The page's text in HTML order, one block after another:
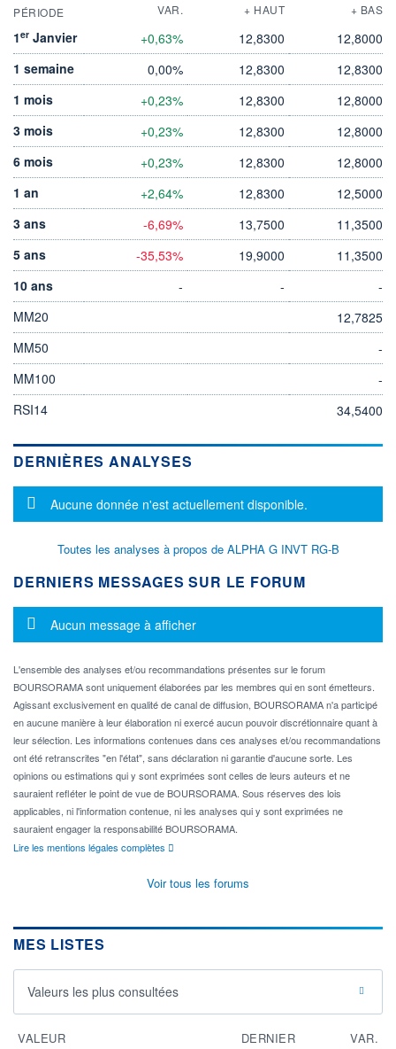
PÉRIODE VAR. + HAUT + BAS
1er Janvier +0,63% 12,8300
12,8000
1 semaine
0,00% 12,8300
12,8300
1 mois
+0,23% 12,8300
12,8000
3 mois
+0,23% 12,8300
12,8000
6 mois
+0,23% 12,8300
12,8000
1 an
+2,64% 12,8300
12,5000
3 ans
-6,69% 13,7500
11,3500
5 ans
-35,53% 19,9000
11,3500
10 ans
- -
-
MM20
12,7825
MM50
-
MM100
-
RSI14
34,5400
DERNIÈRES ANALYSES
Message d'information
Aucune donnée n'est actuellement disponible.
Toutes les analyses à propos de ALPHA G INVT RG-B
DERNIERS MESSAGES SUR LE FORUM
Message d'information
Aucun message à afficher
L'ensemble des analyses et/ou recommandations présentes sur le forum
BOURSORAMA sont uniquement élaborées par les membres qui en sont émetteurs.
Agissant exclusivement en qualité de canal de diffusion, BOURSORAMA n'a participé
en aucune manière à leur élaboration ni exercé aucun pouvoir discrétionnaire quant à
leur sélection. Les informations contenues dans ces analyses et/ou recommandations
ont été retranscrites "en l'état", sans déclaration ni garantie d'aucune sorte. Les
opinions ou estimations qui y sont exprimées sont celles de leurs auteurs et ne
sauraient refléter le point de vue de BOURSORAMA. Sous réserves des lois
applicables, ni l'information contenue, ni les analyses qui y sont exprimées ne
sauraient engager la responsabilité BOURSORAMA.
Lire les mentions légales complètes
Voir tous les forums
MES LISTES
Valeurs les plus consultées
VALEUR DERNIER VAR.